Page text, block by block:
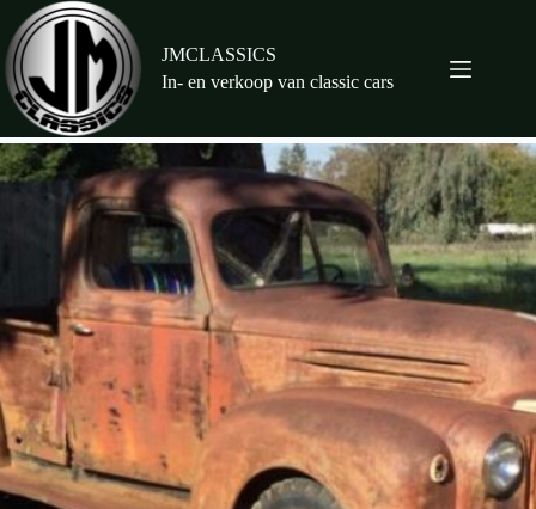
naar
de
inhoud
JMCLASSICS
In- en verkoop van classic cars